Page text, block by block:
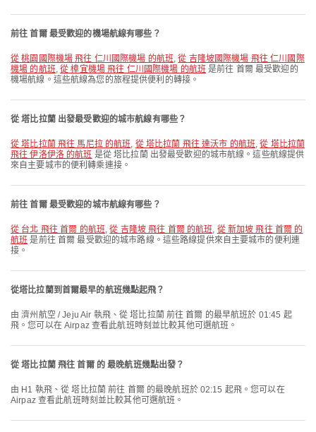
前往 首爾 最受歡迎的機場航線有哪些？
從 桃園國際機場 飛往 仁川國際機場 的航班,從 吉隆坡國際機場 飛往 仁川國際
機場 的航班,從 樟宜機場 飛往 仁川國際機場 的航班 是前往 首爾 最受歡迎的
機場航線。這些航線為您的旅程提供便利的轉接。
從 塔比拉蘭 出發最受歡迎的城市航線有哪些？
從 塔比拉蘭 飛往 馬尼拉 的航班, 從 塔比拉蘭 飛往 達沃市 的航班,從 塔比拉蘭
飛往 伊洛伊洛 的航班 是從 塔比拉蘭 出發最受歡迎的城市航線。這些航線提供
來自主要城市的便利轉乘連接。
前往 首爾 最受歡迎的城市航線有哪些？
從 台北 飛往 首爾 的航班,從 吉隆坡 飛往 首爾 的航班, 從 新加坡 飛往 首爾 的
航班 是前往 首爾 最受歡迎的城市路線。這些路線提供來自主要城市的便利連
接。
從塔比拉蘭到首爾最早的航班幾點起飛？
由 濟州航空 / Jeju Air 執飛、從 塔比拉蘭 前往 首爾 的最早航班於 01:45 起
飛。您可以在 Airpaz 查看此航班時刻並比較其他可選航班。
從 塔比拉蘭 飛往 首爾 的 最晚航班幾點出發？
由 H1 執飛、從 塔比拉蘭 前往 首爾 的最晚航班於 02:15 起飛。您可以在
Airpaz 查看此航班時刻並比較其他可選航班。